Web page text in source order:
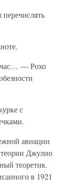
— Рохо
с
авиации
Джулио
теоретик.
в 1921